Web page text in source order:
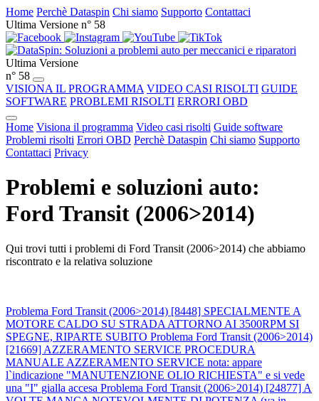
Home Perchè Dataspin Chi siamo Supporto Contattaci
Ultima Versione n° 58
Ultima Versione
n° 58
VISIONA IL PROGRAMMA VIDEO CASI RISOLTI GUIDE
SOFTWARE PROBLEMI RISOLTI ERRORI OBD
Home Visiona il programma Video casi risolti Guide software
Problemi risolti Errori OBD Perchè Dataspin Chi siamo Supporto
Contattaci Privacy
Problemi e soluzioni auto:
Ford Transit (2006>2014)
Qui trovi tutti i problemi di Ford Transit (2006>2014) che abbiamo
riscontrato e la relativa soluzione
Problema Ford Transit (2006>2014) [8448] SPECIALMENTE A
MOTORE CALDO SU STRADA ATTORNO AI 3500RPM SI
SPEGNE, RIPARTE SUBITO Problema Ford Transit (2006>2014)
[21669] AZZERAMENTO SERVICE PROCEDURA
MANUALE AZZERAMENTO SERVICE nota: appare
l`indicazione "MANUTENZIONE OLIO RICHIESTA" e si vede
una "I" gialla accesa Problema Ford Transit (2006>2014) [24877] A